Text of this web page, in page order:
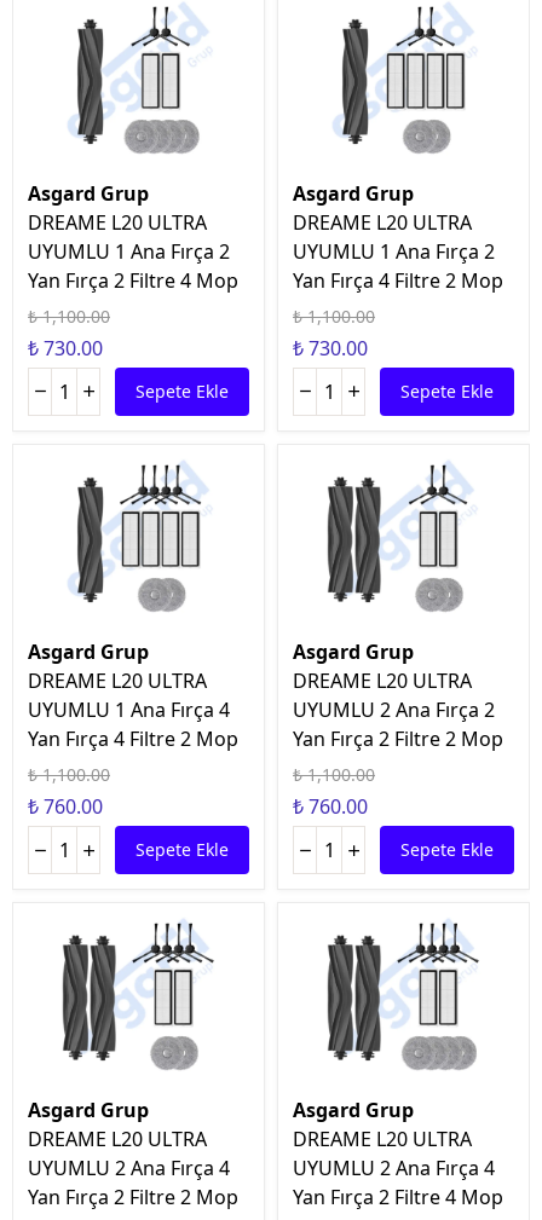
Asgard Grup
DREAME L20 ULTRA
UYUMLU 1 Ana Fırça 2
Yan Fırça 2 Filtre 4 Mop
₺ 1,100.00
₺ 730.00
Sepete Ekle
Asgard Grup
DREAME L20 ULTRA
UYUMLU 1 Ana Fırça 2
Yan Fırça 4 Filtre 2 Mop
₺ 1,100.00
₺ 730.00
Sepete Ekle
Asgard Grup
DREAME L20 ULTRA
UYUMLU 1 Ana Fırça 4
Yan Fırça 4 Filtre 2 Mop
₺ 1,100.00
₺ 760.00
Sepete Ekle
Asgard Grup
DREAME L20 ULTRA
UYUMLU 2 Ana Fırça 2
Yan Fırça 2 Filtre 2 Mop
₺ 1,100.00
₺ 760.00
Sepete Ekle
Asgard Grup
DREAME L20 ULTRA
UYUMLU 2 Ana Fırça 4
Yan Fırça 2 Filtre 2 Mop
Asgard Grup
DREAME L20 ULTRA
UYUMLU 2 Ana Fırça 4
Yan Fırça 2 Filtre 4 Mop